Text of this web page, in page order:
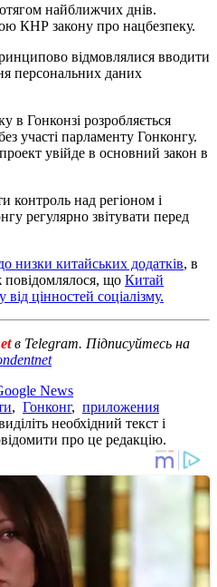
найближчих днів.
КНР закону про нацбезпеку.
відмовлялися вводити
персональних даних
в Гонконзі розробляється
участі парламенту Гонконгу.
увійде в основний закон в
контроль над регіоном і
регулярно звітувати перед
низки китайських додатків, в
повідомлялося, що Китай
цінностей соціалізму.
в Telegram. Підписуйтесь на
News
, Гонконг, приложения
необхідний текст і
про це редакцію.